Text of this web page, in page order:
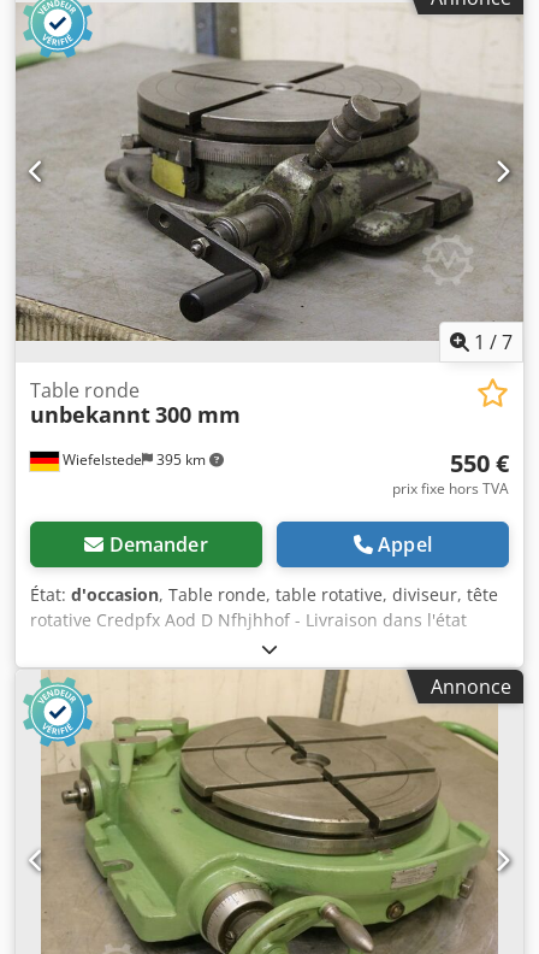
rainure : 14 mm - Sans crochet de transport - Dimensions :
540/470/H200 mm - Poids : 64 kg
1 /7
Wiefelstede 395 km
Table ronde
unbekannt300 mm
550 €
prix fixe hors TVA
Demander Appel
État: d'occasion, Table ronde, table rotative, diviseur, tête
rotative Credpfx Aod D Nfhjhhof - Livraison dans l'état
actuel, tel que constaté lors de la visite - État : voir les
photos - Table : Ø 300 mm - Hauteur : mm - Rainure : 14
mm - Dimensions : 380/500/H130 mm - Poids : 51,5 kgAnnonce